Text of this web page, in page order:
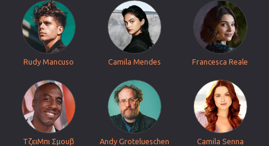
Rudy Mancuso Camila Mendes Francesca Reale
ΤζειΜπι Σμουβ Andy Grotelueschen Camila Senna